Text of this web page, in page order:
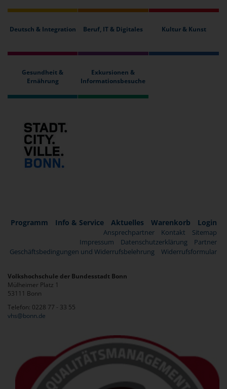
Deutsch & Integration Beruf, IT & Digitales Kultur & Kunst
Gesundheit &
Ernährung
Exkursionen &
Informationsbesuche
Programm Info & Service Aktuelles Warenkorb Login
Ansprechpartner Kontakt
Sitemap
Impressum
Datenschutzerklärung
Partner
Geschäftsbedingungen und Widerrufsbelehrung
Widerrufsformular
Volkshochschule der Bundesstadt Bonn
Mülheimer Platz 1
53111 Bonn
Telefon: 0228 77 - 33 55
vhs@bonn.de